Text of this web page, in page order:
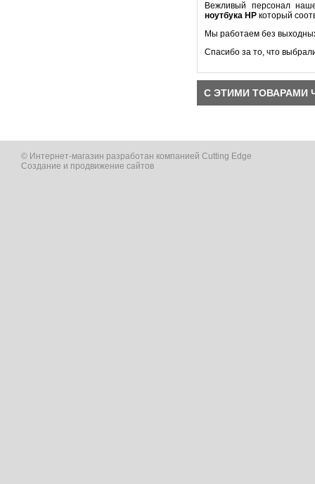
Вежливый персонал
ноутбука HP который
Мы работаем без
Спасибо за то, что
С ЭТИМИ ТОВАРАМИ
© Интернет-магазин разработан компанией Cutting Edge
Создание и продвижение сайтов